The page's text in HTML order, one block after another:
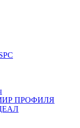
МИР ПРОФИЛЯ